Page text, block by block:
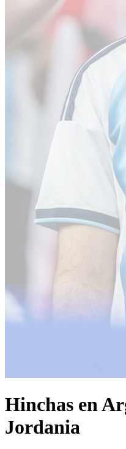
Hinchas en
Jordania